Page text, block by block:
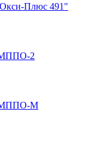
Плюс 491"
МППО-2
МППО-М